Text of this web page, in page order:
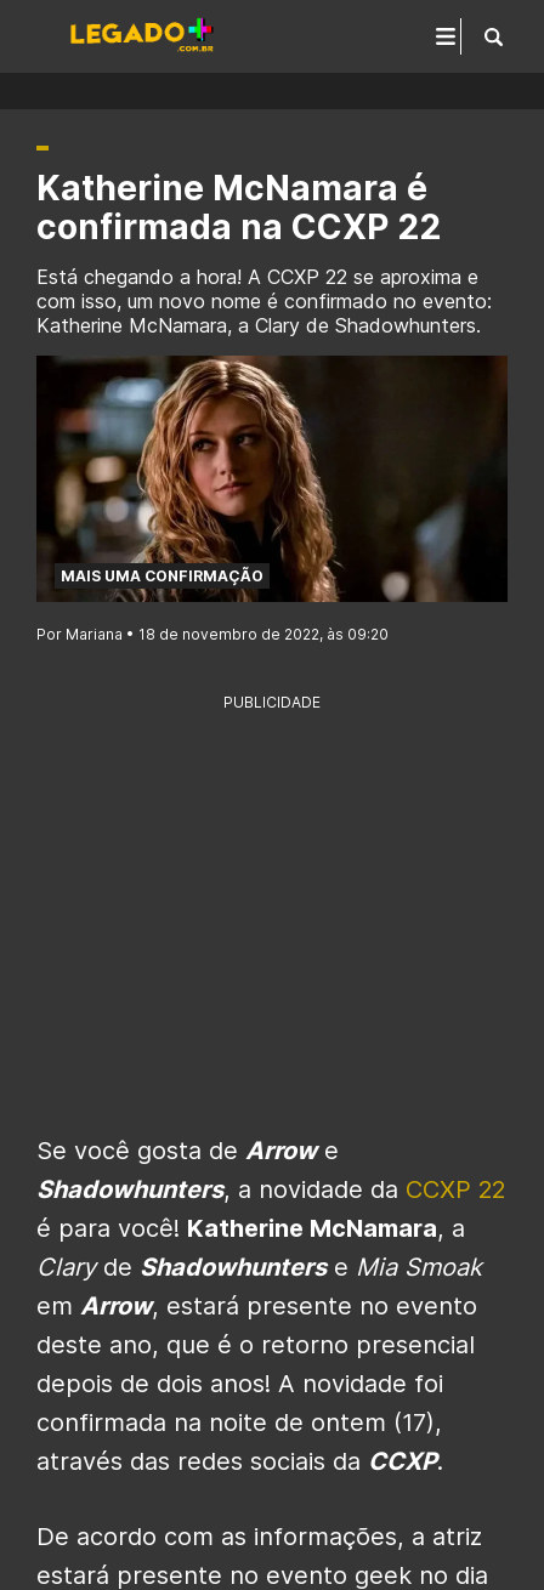
Katherine McNamara é
confirmada na CCXP 22
Está chegando a hora! A CCXP 22 se aproxima e
com isso, um novo nome é confirmado no evento:
Katherine McNamara, a Clary de Shadowhunters.
MAIS UMA CONFIRMAÇÃO
Por Mariana • 18 de novembro de 2022, às 09:20
PUBLICIDADE
Se você gosta de Arrowe
Shadowhunters, a novidade da CCXP 22
é para você! Katherine McNamara, a
Claryde Shadowhunterse Mia Smoak
em Arrow, estará presente no evento
deste ano, que é o retorno presencial
depois de dois anos! A novidade foi
confirmada na noite de ontem (17),
através das redes sociais da CCXP.
De acordo com as informações, a atriz
estará presente no evento geek no dia